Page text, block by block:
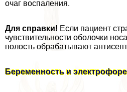
очаг воспаления.
Для справки! Если пациент
чувствительности оболочки
полость обpaбатывают
Беременность и